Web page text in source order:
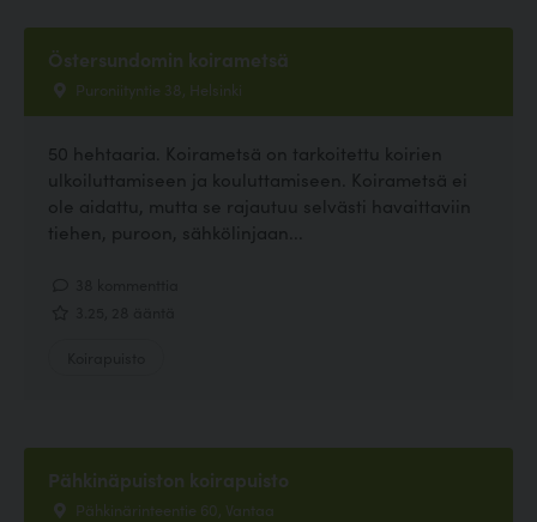
Östersundomin koirametsä
Puroniityntie 38, Helsinki
50 hehtaaria. Koirametsä on tarkoitettu koirien
ulkoiluttamiseen ja kouluttamiseen. Koirametsä ei
ole aidattu, mutta se rajautuu selvästi havaittaviin
tiehen, puroon, sähkölinjaan...
Pähkinäpuiston koirapuisto
Pähkinärinteentie 60, Vantaa